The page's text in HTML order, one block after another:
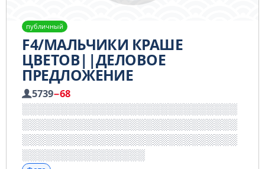
публичный
F4/МАЛЬЧИКИ КРАШЕ
ЦВЕТОВ||ДЕЛОВОЕ
ПРЕДЛОЖЕНИЕ
5739−68